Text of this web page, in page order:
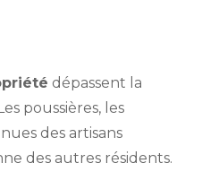
dépassent la
poussières, les
des artisans
des autres résidents.